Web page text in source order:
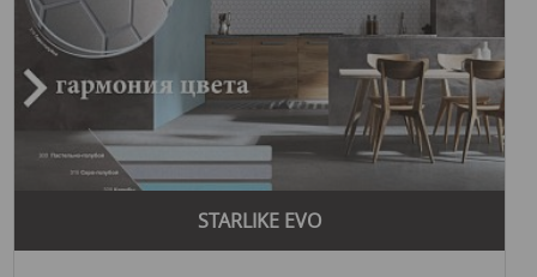
STARLIKE EVO